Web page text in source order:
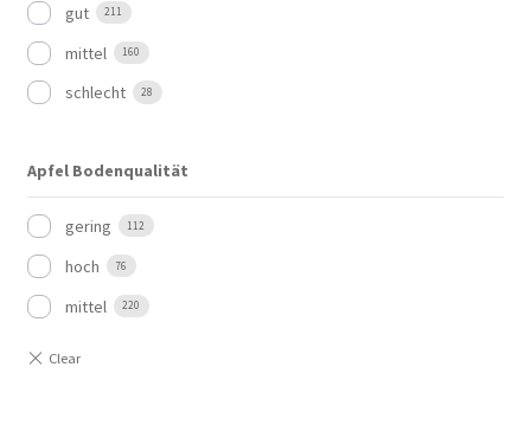
gut 211
mittel 160
schlecht 28
Apfel Bodenqualität
gering 112
hoch 76
mittel 220